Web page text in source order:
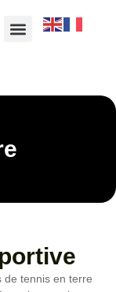
de tennis en terre